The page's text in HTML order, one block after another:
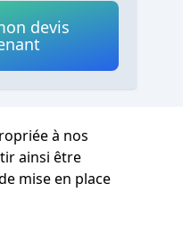
devis
à nos
ainsi être
mise en place